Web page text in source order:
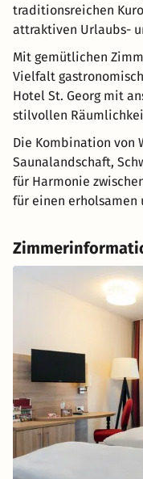
traditionsreichen
attraktiven Urlaubs-
Mit gemütlichen
Vielfalt
Hotel St. Georg mit
stilvollen
Die Kombination von
Saunalandschaft,
für Harmonie
für einen erholsamen